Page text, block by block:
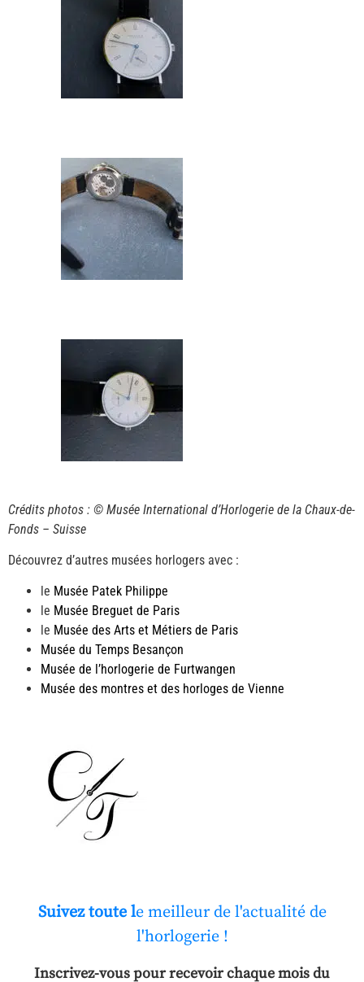
Crédits photos : © Musée International d’Horlogerie de la Chaux-de-
Fonds – Suisse
Découvrez d’autres musées horlogers avec :
le Musée Patek Philippe
le Musée Breguet de Paris
le Musée des Arts et Métiers de Paris
Musée du Temps Besançon
Musée de l’horlogerie de Furtwangen
Musée des montres et des horloges de Vienne
Suivez toute le meilleur de l'actualité de
l'horlogerie !
Inscrivez-vous pour recevoir chaque mois du